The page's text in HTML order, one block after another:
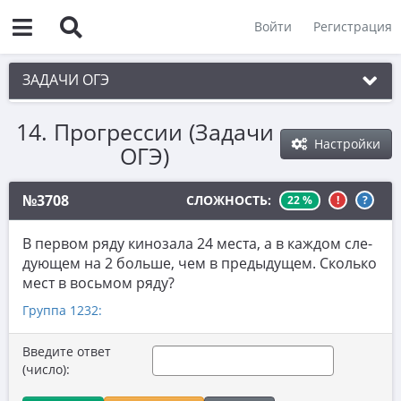
Войти Регистрация
ЗАДАЧИ ОГЭ
1. Практическая задача 1-5
2. См. раздел 1
3. См. раздел 1
5. См. раздел 1
6. Вычисления с дробями
8. Степени и корни
Настройки
14. Прогрессии (Задачи
ОГЭ)
№3708 СЛОЖНОСТЬ: 22 % ! ?
В пер­вом ряду ки­но­за­ла 24 места, а в каж­дом сле­
ду­ю­щем на 2 боль­ше, чем в преды­ду­щем. Сколь­ко
мест в вось­мом ряду?
Группа 1232:
Введите ответ
(число):